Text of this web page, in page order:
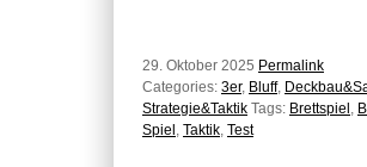
29. Oktober 2025 Permalink
Categories: 3er, Bluff,
Strategie&Taktik Tags: Brettspiel ,
Spiel , Taktik, Test